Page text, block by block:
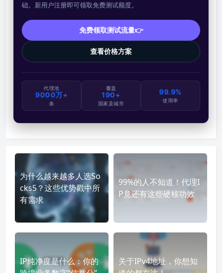
础。新用户注册即可领取免费测试额度。
免费领取测试流量👉
查看价格方案
代理池
9000万+
条
覆盖
190+
国家及城市
99.9%
使用率
为什么越来越多人选So
cks5？这些优势戳中所
有需求
99%的人不知道！代理I
P竟还有这些硬核功效
IP纯净度是什么：你的
关于IPv4地址，你想知